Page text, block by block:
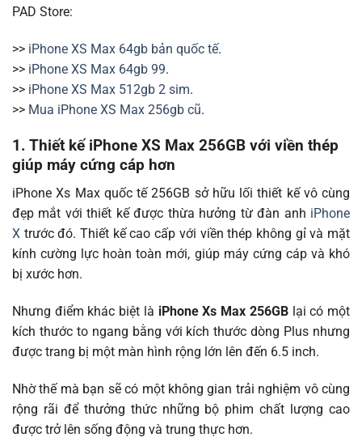
PAD Store:
>> iPhone XS Max 64gb bản quốc tế.
>> iPhone XS Max 64gb 99.
>> iPhone XS Max 512gb 2 sim.
>> Mua iPhone XS Max 256gb cũ.
1. Thiết kế iPhone XS Max 256GB với viền thép
giúp máy cứng cáp hơn
iPhone Xs Max quốc tế 256GB sở hữu lối thiết kế vô cùng
đẹp mắt với thiết kế được thừa hưởng từ đàn anh iPhone
X trước đó. Thiết kế cao cấp với viền thép không gỉ và mặt
kính cường lực hoàn toàn mới, giúp máy cứng cáp và khó
bị xước hơn.
Nhưng điểm khác biệt là iPhone Xs Max 256GBlại có một
kích thước to ngang bằng với kích thước dòng Plus nhưng
được trang bị một màn hình rộng lớn lên đến 6.5 inch.
Nhờ thế mà bạn sẽ có một không gian trải nghiệm vô cùng
rộng rãi để thưởng thức những bộ phim chất lượng cao
được trở lên sống động và trung thực hơn.